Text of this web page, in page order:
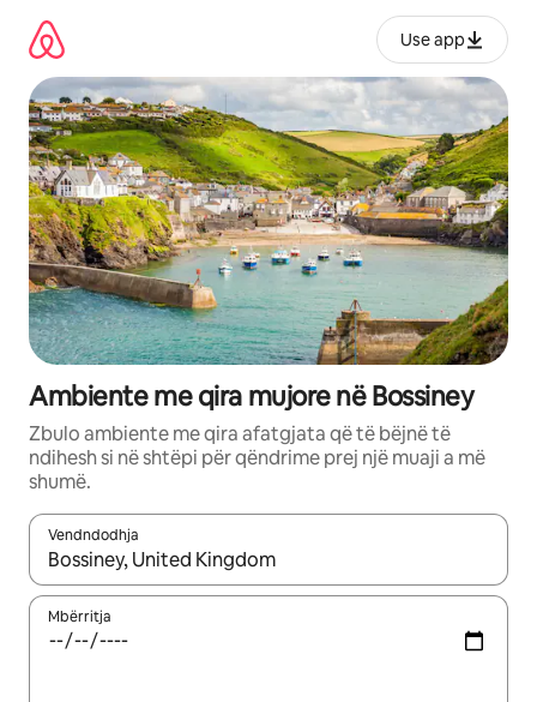
përmbajtja
Use app
Ambiente me qira mujore në Bossiney
Zbulo ambiente me qira afatgjata që të bëjnë të
ndihesh si në shtëpi për qëndrime prej një muaji a më
shumë.
Vendndodhja
Kur rezultatet të jenë të disponueshme, lëviz me butonat e
Mbërritja